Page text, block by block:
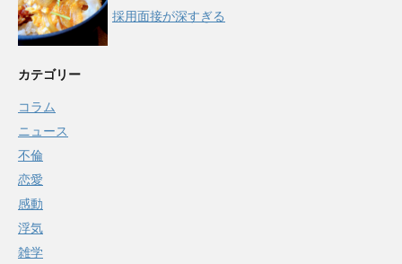
採用面接が深すぎる
カテゴリー
コラム
ニュース
不倫
恋愛
感動
浮気
雑学